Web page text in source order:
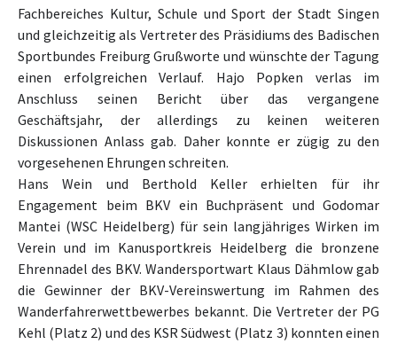
Fachbereiches Kultur, Schule und Sport der Stadt Singen
und gleichzeitig als Vertreter des Präsidiums des Badischen
Sportbundes Freiburg Grußworte und wünschte der Tagung
einen erfolgreichen Verlauf. Hajo Popken verlas im
Anschluss seinen Bericht über das vergangene
Geschäftsjahr, der allerdings zu keinen weiteren
Diskussionen Anlass gab. Daher konnte er zügig zu den
vorgesehenen Ehrungen schreiten.
Hans Wein und Berthold Keller erhielten für ihr
Engagement beim BKV ein Buchpräsent und Godomar
Mantei (WSC Heidelberg) für sein langjähriges Wirken im
Verein und im Kanusportkreis Heidelberg die bronzene
Ehrennadel des BKV. Wandersportwart Klaus Dähmlow gab
die Gewinner der BKV-Vereinswertung im Rahmen des
Wanderfahrerwettbewerbes bekannt. Die Vertreter der PG
Kehl (Platz 2) und des KSR Südwest (Platz 3) konnten einen